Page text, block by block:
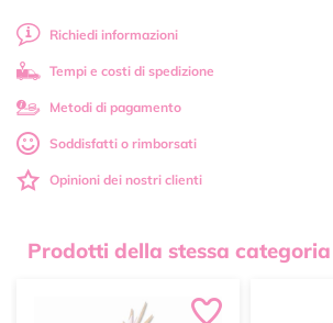
Richiedi informazioni
Tempi e costi di spedizione
Metodi di pagamento
Soddisfatti o rimborsati
Opinioni dei nostri clienti
Prodotti della stessa categoria